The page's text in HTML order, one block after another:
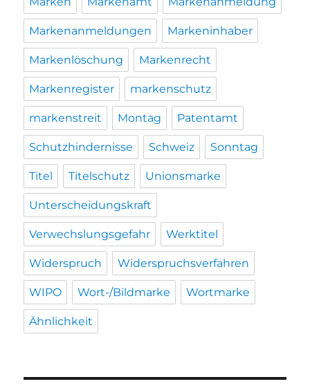
Markenanmeldungen Markeninhaber
Markenlöschung Markenrecht
Markenregister markenschutz
markenstreit Montag Patentamt
Schutzhindernisse Schweiz Sonntag
Titel Titelschutz Unionsmarke
Unterscheidungskraft
Verwechslungsgefahr Werktitel
Widerspruch Widerspruchsverfahren
WIPO Wort-/Bildmarke Wortmarke
Ähnlichkeit